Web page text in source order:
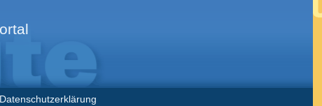
Datenschutzerklärung